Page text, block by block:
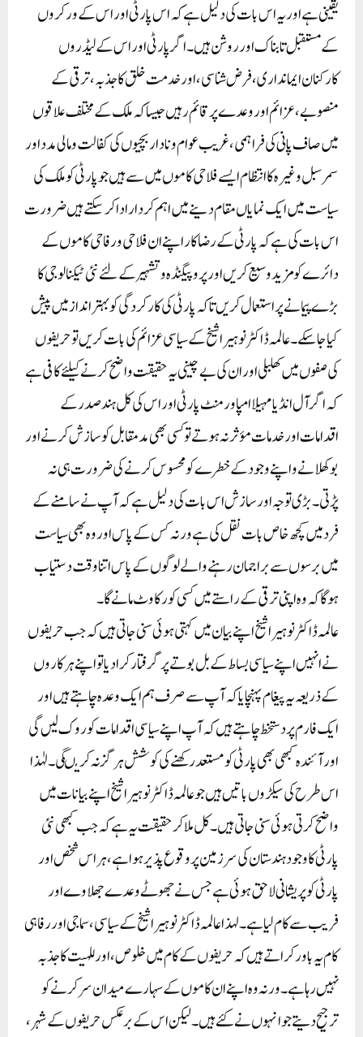
یقینی ہے اور یہ اس بات کی دلیل ہے کہ اس پارٹی اور اس کے ورکروں
کے مستقبل تابناک اور روشن ہیں۔ اگر پارٹی اور اس کے لیڈر وں
کارکنان ایمانداری، فرض شناسی، اور خدمت خلق کا جذبہ، ترقی کے
منصوبے، عزائم اور وعدے پر قائم رہیں جیسا کہ ملک کے مختلف علاقوں
میں صاف پانی کی فراہمی، غریب عوام ونا دار بچیوں کی کفالت ومالی مدداور
سمرسبل وغیرہ کا انتظام ایسے فلاحی کاموں میں سے ہیں جو پارٹی کو ملک کی
سیاست میں ایک نمایاں مقام دینے میں اہم کردار ادا کر سکتے ہیں ضرورت
اس بات کی ہے کہ پارٹی کے رضاکار اپنے ان فلاحی و رفاحی کاموں کے
دائرے کو مزید وسیع کریں اور پروپیگنڈہ و تشہیر کے لئے نئی ٹیکنالوجی کا
بڑے پیمانے پر استعمال کریں تاکہ پارٹی کی کارکردگی کو بہتر انداز میں پیش
کیا جاسکے۔ عالمہ ڈاکٹر نوہیرا شیخ کے سیاسی عزائم کی بات کریں تو حریفوں
کی صفوں میں کھلبلی اور ان کی بے چینی یہ حقیقت واضح کرنے کیلئے کافی ہے
کہ اگر آل انڈیا مہیلا امپاورمنٹ پارٹی اور اس کی کل ہند صدر کے
اقدامات اور خدمات مؤثر نہ ہوتے تو کسی بھی مد مقابل کو سازش کرنے اور
بوکھلانے و اپنے وجود کے خطرے کو محسوس کرنے کی ضرورت ہی نہ
پڑتی۔ بڑی توجہ اور سازش اس بات کی دلیل ہے کہ آپ نے سامنے کے
فرد میں کچھ خاص بات نقل کی ہے ورنہ کس کے پاس اور وہ بھی سیاست
میں برسوں سے براجمان رہنے والے لوگوں کے پاس اتنا وقت دستیاب
ہوگا کہ وہ اپنی ترقی کے راستے میں کسی کو رکاوٹ مانے گا۔
عالمہ ڈاکٹر نوہیرا شیخ اپنے بیان میں کہتی ہوئی سنی جاتی ہیں کہ جب حریفوں
نے انہیں اپنے سیاسی بساط کے بل بوتے پر گرفتار کرا دیا تو اپنے ہرکاروں
کے ذریعہ یہ پیغام پہنچایا کہ آپ سے صرف ہم ایک وعدہ چاہتے ہیں اور
ایک فارم پر دستخط چاہتے ہیں کہ آپ اپنے سیاسی اقدامات کو روک لیں گی
اور آئندہ کبھی بھی پارٹی کو مستعد رکھنے کی کوشش ہر گز نہ کریںگی۔ لہٰذا
اس طرح کی سیکڑوں باتیں ہیں جو عالمہ ڈاکٹر نوہیرا شیخ اپنے بیانات میں
واضح کرتی ہوئی سنی جاتی ہیں۔ کل ملا کر حقیقت یہ ہے کہ جب کبھی نئی
پارٹی کا وجود ہندستان کی سرزمین پر وقوع پذیر ہوا ہے، ہر اس شخص اور
پارٹی کو پریشانی لاحق ہوئی ہے جس نے جھوٹے وعدے جھلاوے اور
فریب سے کام لیا ہے۔ لہذا عالمہ ڈاکٹر نوہیرا شیخ کے سیاسی، سماجی اور رفاہی
کام یہ باور کراتے ہیں کہ حریفوں کے کام میں خلوص، اور للہیت کا جذبہ
نہیں رہا ہے۔ ورنہ وہ اپنے ان کاموں کے سہارے میدان سر کرنے کو
ترجیح دیتے جو انہوں نے کئے ہیں۔ لیکن اس کے برعکس حریفوں کے شہر،